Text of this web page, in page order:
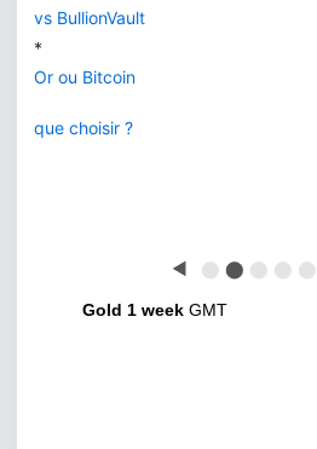
vs BullionVault
*
Or ou Bitcoin
que choisir ?
◀ ⬤ ⬤ ⬤ ⬤ ⬤
Gold 1 week GMT